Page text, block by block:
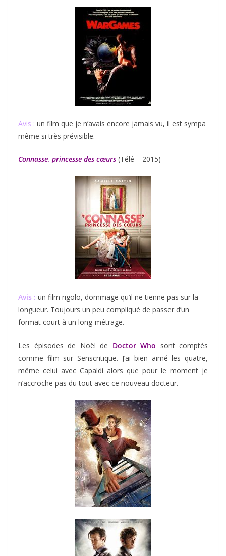
Avis : un film que je n’avais encore jamais vu, il est sympa
même si très prévisible.
Connasse, princesse des cœurs (Télé – 2015)
Avis : un film rigolo, dommage qu’il ne tienne pas sur la
longueur. Toujours un peu compliqué de passer d’un
format court à un long-métrage.
Les épisodes de Noël de Doctor Who sont comptés
comme film sur Senscritique. J’ai bien aimé les quatre,
même celui avec Capaldi alors que pour le moment je
n’accroche pas du tout avec ce nouveau docteur.